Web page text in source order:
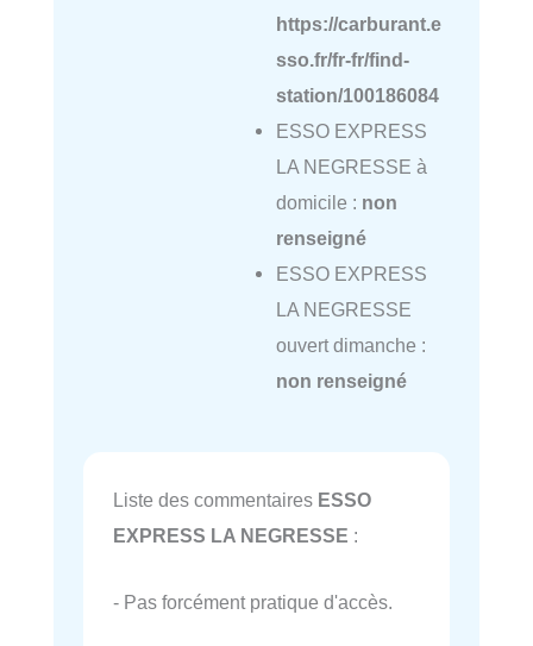
https://carburant.e
sso.fr/fr-fr/find-
station/100186084
ESSO EXPRESS
LA NEGRESSE à
domicile : non
renseigné
ESSO EXPRESS
LA NEGRESSE
ouvert dimanche :
non renseigné
Liste des commentaires ESSO
EXPRESS LA NEGRESSE :
- Pas forcément pratique d'accès.